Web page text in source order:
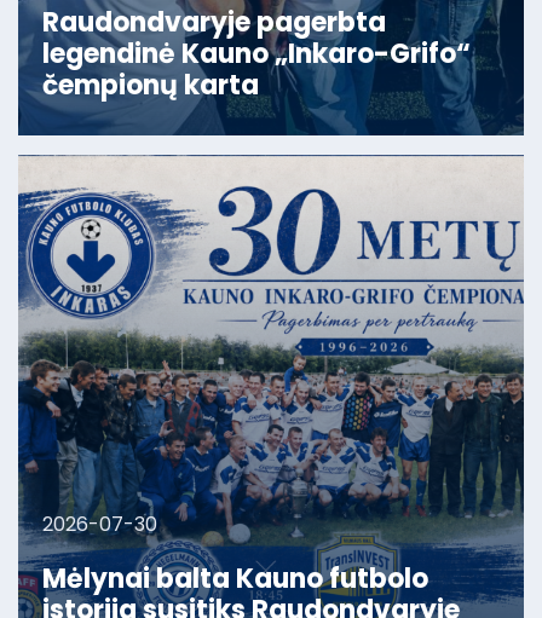
Raudondvaryje pagerbta
legendinė Kauno „Inkaro-Grifo“
čempionų karta
2026-07-30
Mėlynai balta Kauno futbolo